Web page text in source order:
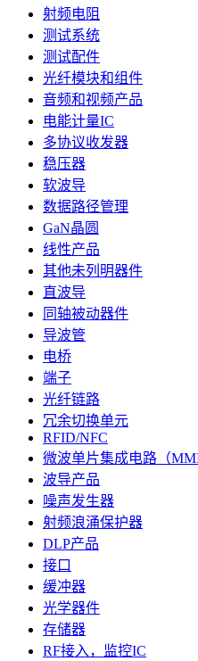
射频电阻
测试系统
测试配件
光纤模块和组件
音频和视频产品
电能计量IC
多协议收发器
稳压器
软波导
数据路径管理
GaN晶圆
线性产品
其他未列明器件
直波导
同轴被动器件
导波管
电桥
端子
光纤链路
冗余切换单元
RFID/NFC
微波单片集成电路（
波导产品
噪声发生器
射频浪涌保护器
DLP产品
接口
缓冲器
光学器件
存储器
RF接入，监控IC